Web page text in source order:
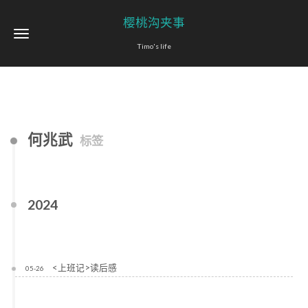
樱桃沟夹事
Timo's life
何兆武 标签
2024
05-26 <上班记>读后感